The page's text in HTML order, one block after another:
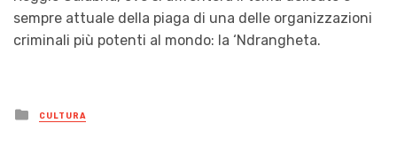
sempre attuale della piaga di una delle organizzazioni
criminali più potenti al mondo: la ‘Ndrangheta.
Posted
in
CULTURA